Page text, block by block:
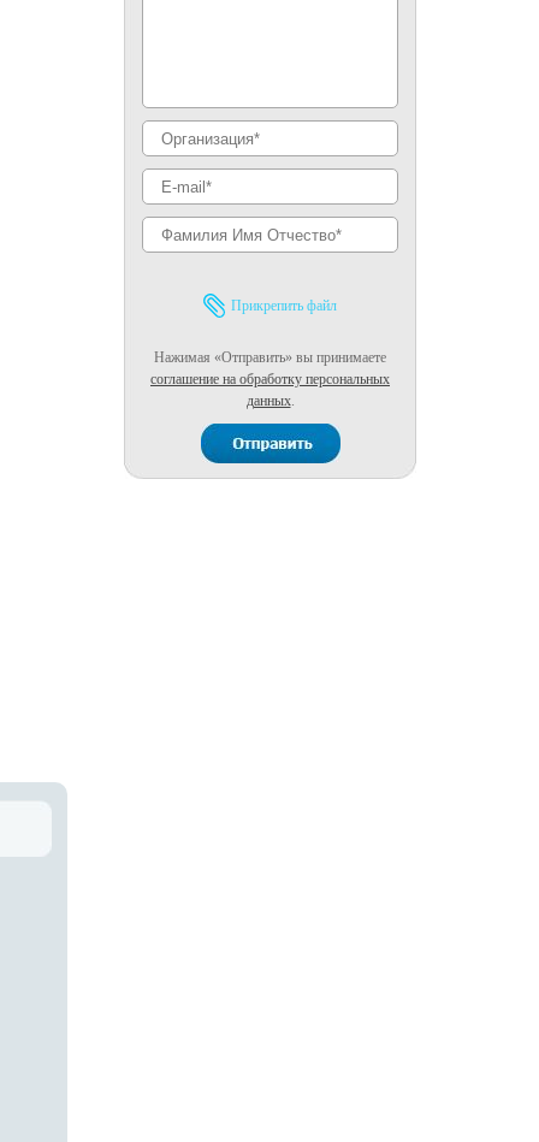
Прикрепить файл
Нажимая «Отправить» вы принимаете
соглашение на обработку персональных
данных.